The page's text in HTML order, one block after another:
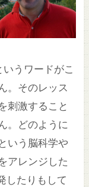
うワードがこ
。そのレッス
刺激すること
。どのように
いう脳科学や
アレンジした
したりもして